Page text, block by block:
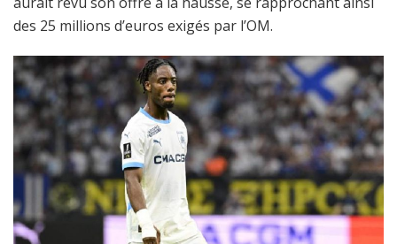
des 25 millions d’euros exigés par l’OM.